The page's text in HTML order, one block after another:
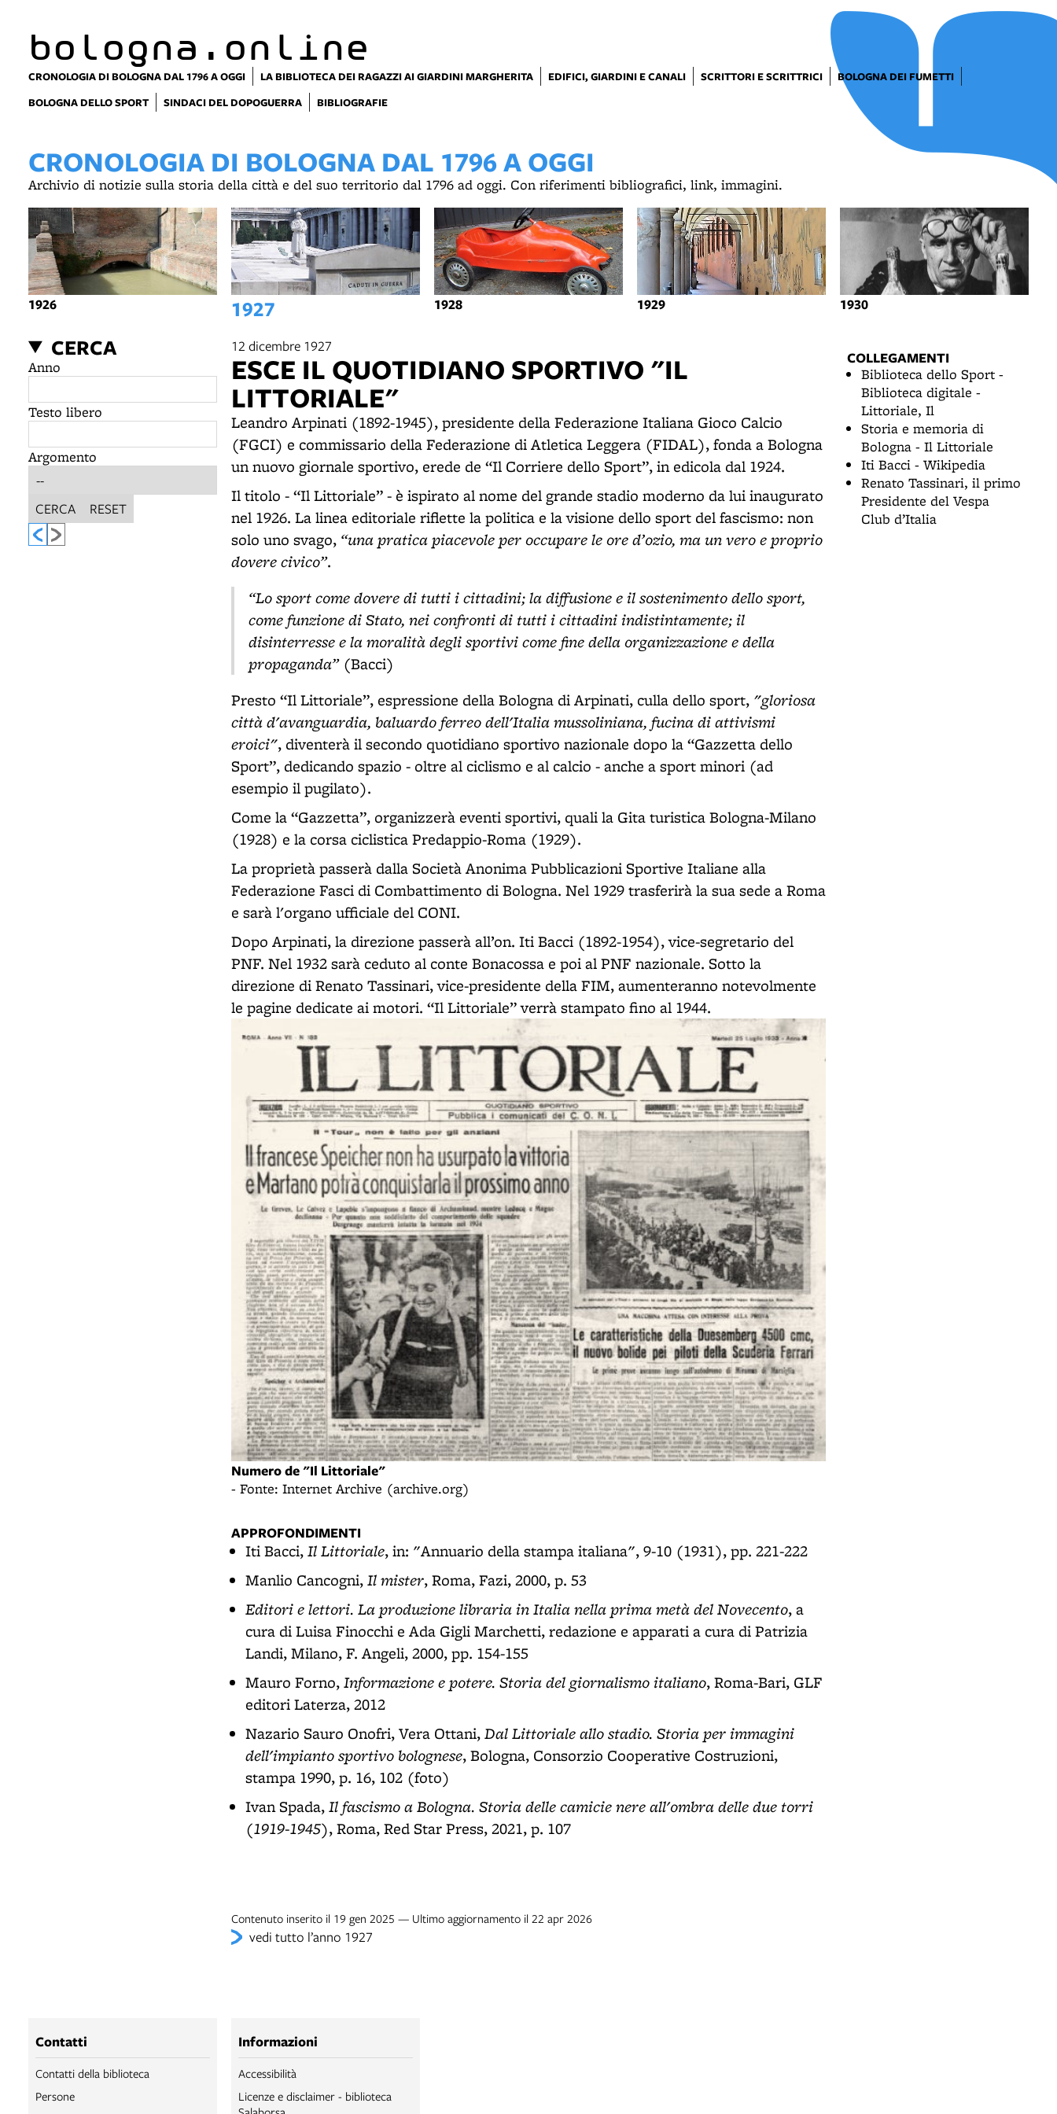
bologna.online
CRONOLOGIA DI BOLOGNA DAL 1796 A OGGI LA BIBLIOTECA DEI RAGAZZI AI GIARDINI MARGHERITA EDIFICI, GIARDINI E CANALI SCRITTORI E SCRITTRICI
BOLOGNA DEI FUMETTI
BOLOGNA DELLO SPORT
SINDACI DEL DOPOGUERRA BIBLIOGRAFIE
CRONOLOGIA DI BOLOGNA DAL 1796 A OGGI
Archivio di notizie sulla storia della città e del suo territorio dal 1796 ad oggi. Con riferimenti bibliografici, link, immagini.
1926 1927 1928 1929 1930
CERCA
Anno
Testo libero
Argomento
CERCA RESET
12 dicembre 1927
ESCE IL QUOTIDIANO SPORTIVO "IL
LITTORIALE"
Leandro Arpinati (1892-1945), presidente della Federazione Italiana Gioco Calcio
(FGCI) e commissario della Federazione di Atletica Leggera (FIDAL), fonda a Bologna
un nuovo giornale sportivo, erede de “Il Corriere dello Sport”, in edicola dal 1924.
Il titolo - “Il Littoriale” - è ispirato al nome del grande stadio moderno da lui inaugurato
nel 1926. La linea editoriale riflette la politica e la visione dello sport del fascismo: non
solo uno svago, “una pratica piacevole per occupare le ore d’ozio, ma un vero e proprio
dovere civico”.
“Lo sport come dovere di tutti i cittadini; la diffusione e il sostenimento dello sport,
come funzione di Stato, nei confronti di tutti i cittadini indistintamente; il
disinterresse e la moralità degli sportivi come fine della organizzazione e della
propaganda”(Bacci)
Presto “Il Littoriale”, espressione della Bologna di Arpinati, culla dello sport, "gloriosa
città d'avanguardia, baluardo ferreo dell'Italia mussoliniana, fucina di attivismi
eroici", diventerà il secondo quotidiano sportivo nazionale dopo la “Gazzetta dello
Sport”, dedicando spazio - oltre al ciclismo e al calcio - anche a sport minori (ad
esempio il pugilato).
Come la “Gazzetta”, organizzerà eventi sportivi, quali la Gita turistica Bologna-Milano
(1928) e la corsa ciclistica Predappio-Roma (1929).
La proprietà passerà dalla Società Anonima Pubblicazioni Sportive Italiane alla
Federazione Fasci di Combattimento di Bologna. Nel 1929 trasferirà la sua sede a Roma
e sarà l'organo ufficiale del CONI.
Dopo Arpinati, la direzione passerà all’on. Iti Bacci (1892-1954), vice-segretario del
PNF. Nel 1932 sarà ceduto al conte Bonacossa e poi al PNF nazionale. Sotto la
direzione di Renato Tassinari, vice-presidente della FIM, aumenteranno notevolmente
le pagine dedicate ai motori. “Il Littoriale” verrà stampato fino al 1944.
Numero de "Il Littoriale"
- Fonte: Internet Archive (archive.org)
APPROFONDIMENTI
Iti Bacci,Il Littoriale, in: "Annuario della stampa italiana", 9-10 (1931), pp. 221-222
Manlio Cancogni,Il mister, Roma, Fazi, 2000, p. 53
Editori e lettori. La produzione libraria in Italia nella prima metà del Novecento, a
cura di Luisa Finocchi e Ada Gigli Marchetti, redazione e apparati a cura di Patrizia
Landi, Milano, F. Angeli, 2000, pp. 154-155
Mauro Forno,Informazione e potere. Storia del giornalismo italiano, Roma-Bari, GLF
editori Laterza, 2012
Nazario Sauro Onofri, Vera Ottani,Dal Littoriale allo stadio. Storia per immagini
dell'impianto sportivo bolognese, Bologna, Consorzio Cooperative Costruzioni,
stampa 1990, p. 16, 102 (foto)
Ivan Spada,Il fascismo a Bologna. Storia delle camicie nere all'ombra delle due torri
(1919-1945), Roma, Red Star Press, 2021, p. 107
Contenuto inserito il 19 gen 2025 — Ultimo aggiornamento il 22 apr 2026
vedi tutto l’anno 1927
COLLEGAMENTI
Biblioteca dello Sport -
Biblioteca digitale -
Littoriale, Il
Storia e memoria di
Bologna - Il Littoriale
Iti Bacci - Wikipedia
Renato Tassinari, il primo
Presidente del Vespa
Club d’Italia
Contatti
Contatti della biblioteca
Persone
Informazioni
Accessibilità
Licenze e disclaimer - biblioteca